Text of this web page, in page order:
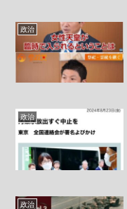
政治
政治
政治